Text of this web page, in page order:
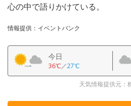
心の中で語りかけている。
情報提供：イベントバンク
今日
36℃／27℃
天気情報提供元：